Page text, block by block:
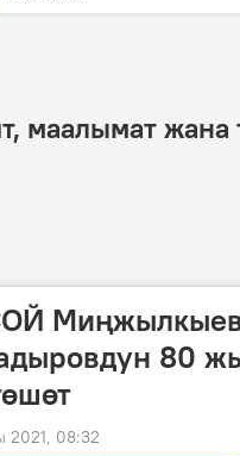
маалымат жана
80
2021, 08:32